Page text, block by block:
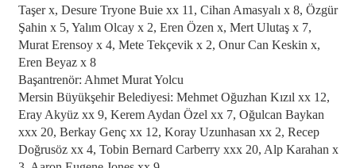
Taşer x, Desure Tryone Buie xx 11, Cihan Amasyalı x 8, Özgür
Şahin x 5, Yalım Olcay x 2, Eren Özen x, Mert Ulutaş x 7,
Murat Erensoy x 4, Mete Tekçevik x 2, Onur Can Keskin x,
Eren Beyaz x 8
Başantrenör: Ahmet Murat Yolcu
Mersin Büyükşehir Belediyesi: Mehmet Oğuzhan Kızıl xx 12,
Eray Akyüz xx 9, Kerem Aydan Özel xx 7, Oğulcan Baykan
xxx 20, Berkay Genç xx 12, Koray Uzunhasan xx 2, Recep
Doğrusöz xx 4, Tobin Bernard Carberry xxx 20, Alp Karahan x